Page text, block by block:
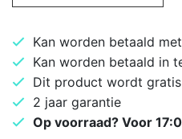
Kan worden betaald
Kan worden betaald in
Dit product wordt
2 jaar garantie
Op voorraad? Voor